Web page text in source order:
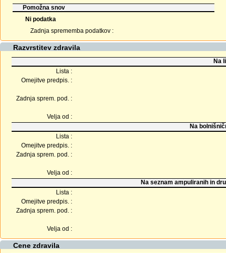
Pomožna snov
Ni podatka
Zadnja sprememba podatkov :
Razvrstitev zdravila
Na
Lista :
Omejitve predpis. :
Zadnja sprem. pod. :
Velja od :
Na
Lista :
Omejitve predpis. :
Zadnja sprem. pod. :
Velja od :
Na seznam ampuliranih in
Lista :
Omejitve predpis. :
Zadnja sprem. pod. :
Velja od :
Cene zdravila